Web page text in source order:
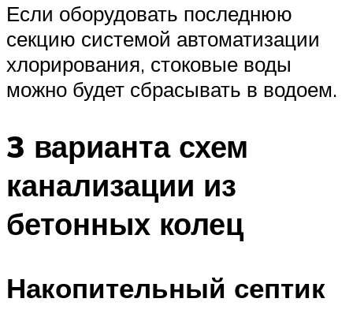
Если оборудовать последнюю
секцию системой автоматизации
хлорирования, стоковые воды
можно будет сбрасывать в водоем.
3 варианта схем
канализации из
бетонных колец
Накопительный септик